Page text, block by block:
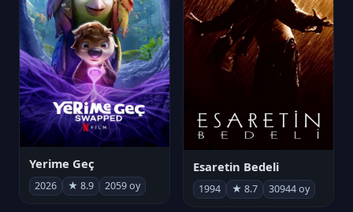
Yerime Geç
2026 ★ 8.9 2059 oy
Esaretin Bedeli
1994 ★ 8.7 30944 oy